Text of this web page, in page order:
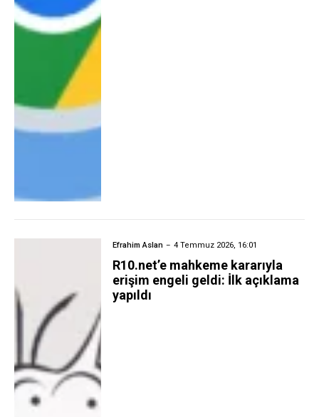
Efrahim Aslan 4 Temmuz 2026, 16:01
R10.net’e mahkeme kararıyla
erişim engeli geldi: İlk açıklama
yapıldı